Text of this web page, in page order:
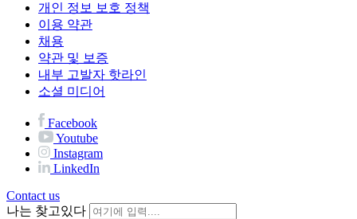
개인 정보 보호 정책
이용 약관
채용
약관 및 보증
내부 고발자 핫라인
소셜 미디어
Facebook
Youtube
Instagram
LinkedIn
Contact us
나는 찾고있다